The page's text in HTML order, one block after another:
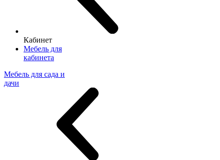
Кабинет
Мебель для
кабинета
Мебель для сада и
дачи